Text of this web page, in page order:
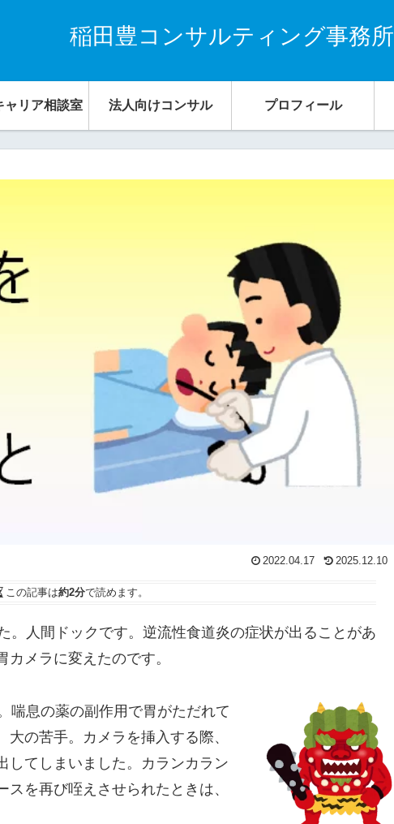
稲田豊コンサルティング事務所
ャリア相談室 法人向けコンサル プロフィール
2022.04.17 2025.12.10
この記事は約2分で読めます。
。人間ドックです。逆流性食道炎の症状が出ることがあ
メラに変えたのです。
喘息の薬の副作用で胃がただれて
の苦手。カメラを挿入する際、
してしまいました。カランカラン
を再び咥えさせられたときは、